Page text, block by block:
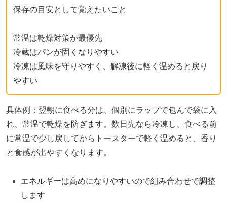
保存の目安として覚えたいこと
常温は乾燥対策が最優先
冷蔵はパンが固くなりやすい
冷凍は風味を守りやすく、解凍後に軽く温めると戻り
やすい
具体例：翌朝に食べる分は、個別にラップで包んで袋に入
れ、常温で乾燥を防ぎます。数日先なら冷凍し、食べる前
に常温で少し戻してからトースターで軽く温めると、香り
と食感が出やすくなります。
エネルギーは高めになりやすいので組み合わせで調整
します